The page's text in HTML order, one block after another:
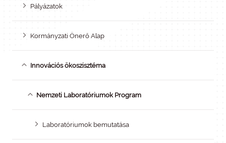
Pályázatok
Kormányzati Önerő Alap
Innovációs ökoszisztéma
Nemzeti Laboratóriumok Program
Laboratóriumok bemutatása